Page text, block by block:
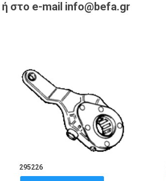
στο e-mail info@befa.gr
295226